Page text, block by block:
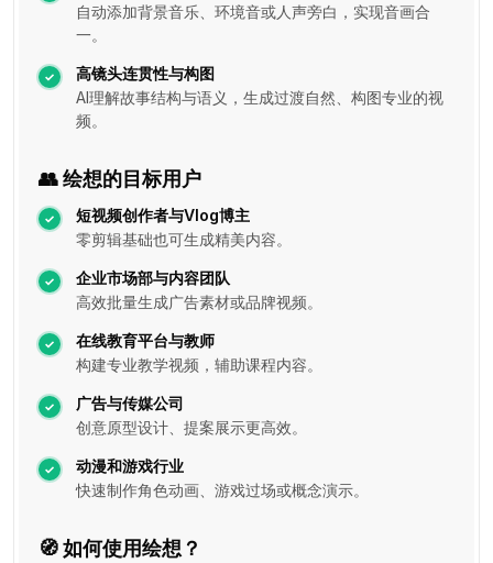
自动添加背景音乐、环境音或人声旁白，实现音画合
一。
高镜头连贯性与构图
AI理解故事结构与语义，生成过渡自然、构图专业的视
频。
👥 绘想的目标用户
短视频创作者与Vlog博主
零剪辑基础也可生成精美内容。
企业市场部与内容团队
高效批量生成广告素材或品牌视频。
在线教育平台与教师
构建专业教学视频，辅助课程内容。
广告与传媒公司
创意原型设计、提案展示更高效。
动漫和游戏行业
快速制作角色动画、游戏过场或概念演示。
🧭 如何使用绘想？